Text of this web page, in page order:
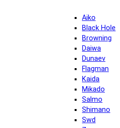
Aiko
Black Hole
Browning
Daiwa
Dunaev
Flagman
Kaida
Mikado
Salmo
Shimano
Swd